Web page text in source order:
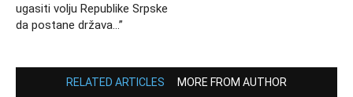
ugasiti volju Republike Srpske
da postane država…”
RELATED ARTICLES MORE FROM AUTHOR